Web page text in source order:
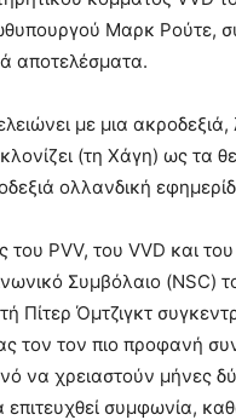
Μαρκ Ρούτε,
αποτελέσματα.
με μια ακροδεξιά,
(τη Χάγη) ως τα
ολλανδική
του PVV, του VVD και
Συμβόλαιο (NSC)
Πίτερ Όμτζιγκτ
τον τον πιο προφανή
να χρειαστούν μήνες
επιτευχθεί συμφωνία,